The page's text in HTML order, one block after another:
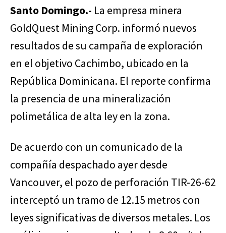
Santo Domingo.- La empresa minera
GoldQuest Mining Corp. informó nuevos
resultados de su campaña de exploración
en el objetivo Cachimbo, ubicado en la
República Dominicana. El reporte confirma
la presencia de una mineralización
polimetálica de alta ley en la zona.
De acuerdo con un comunicado de la
compañía despachado ayer desde
Vancouver, el pozo de perforación TIR-26-62
interceptó un tramo de 12.15 metros con
leyes significativas de diversos metales. Los